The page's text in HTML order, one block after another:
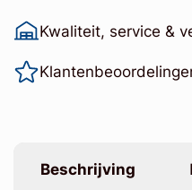
Kwaliteit, service &
Beschrijving